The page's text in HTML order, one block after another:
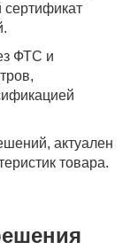
ФТС и
актуален
товара.